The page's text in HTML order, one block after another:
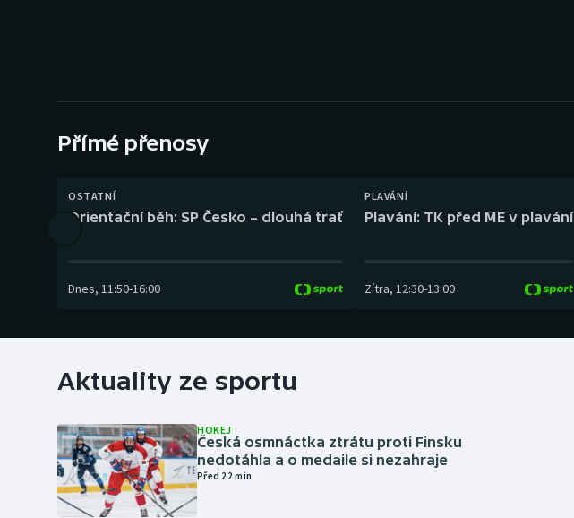
Gymnastika Plážový volejbal
Přímé přenosy
OSTATNÍ
Orientační běh: SP Česko – dlouhá trať
Dnes, 11:50-16:00
PLAVÁNÍ
Plavání: TK před ME v plavání
Zítra, 12:30-13:00
Aktuality ze sportu
HOKEJ
Česká osmnáctka ztrátu proti Finsku
nedotáhla a o medaile si nezahraje
Před 22 min